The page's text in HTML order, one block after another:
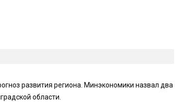
развития региона. Минэкономики назвал два
области.